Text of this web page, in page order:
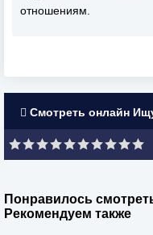
отношениям.
Смотреть онлайн
Понравилось
Рекомендуем также